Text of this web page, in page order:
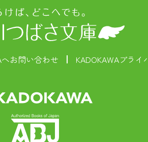
へお問い合わせ KADOKAWAプラ